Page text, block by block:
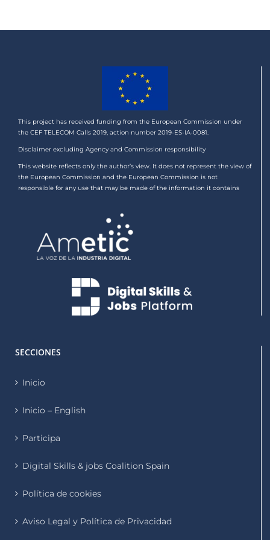
This project has received funding from the European Commission under
the CEF TELECOM Calls 2019, action number 2019-ES-IA-0081.
Disclaimer excluding Agency and Commission responsibility
This website reflects only the author’s view. It does not represent the view of
the European Commission and the European Commission is not
responsible for any use that may be made of the information it contains
SECCIONES
Inicio
Inicio – English
Participa
Digital Skills & jobs Coalition Spain
Política de cookies
Aviso Legal y Política de Privacidad